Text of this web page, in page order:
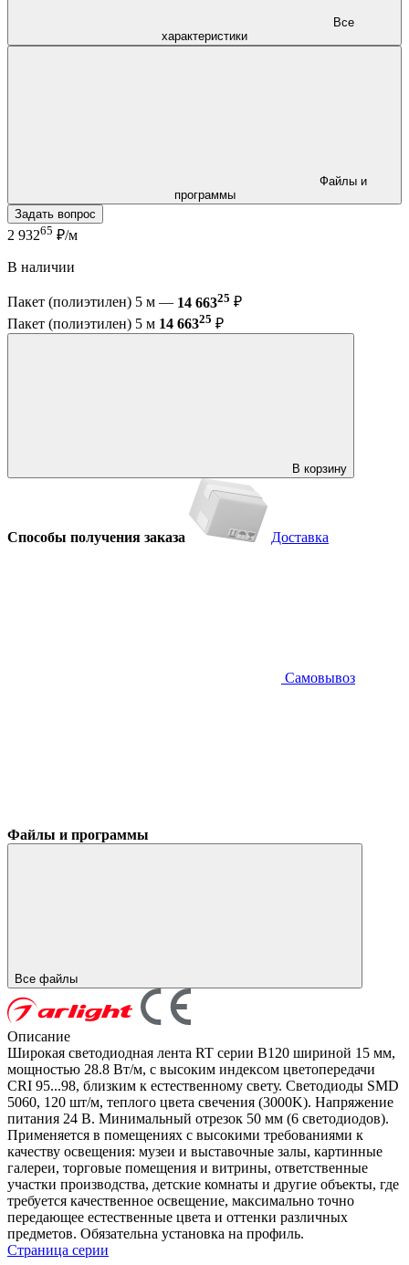
характеристики
программы
Задать вопрос
2 93265 ₽/м
В наличии
Пакет (полиэтилен) 5 м — 14 66325 ₽
Пакет (полиэтилен) 5 м 14 66325 ₽
В корзину
Способы получения заказа Доставка
Самовывоз
Файлы и программы
Все файлы
Описание
Широкая светодиодная лента RT серии B120 шириной 15 мм,
мощностью 28.8 Вт/м, с высоким индексом цветопередачи
CRI 95...98, близким к естественному свету. Светодиоды SMD
5060, 120 шт/м, теплого цвета свечения (3000K). Напряжение
питания 24 В. Минимальный отрезок 50 мм (6 светодиодов).
Применяется в помещениях с высокими требованиями к
качеству освещения: музеи и выставочные залы, картинные
галереи, торговые помещения и витрины, ответственные
участки производства, детские комнаты и другие объекты, где
требуется качественное освещение, максимально точно
передающее естественные цвета и оттенки различных
предметов. Обязательна установка на профиль.
Страница серии